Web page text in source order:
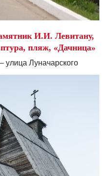
И.И. Левитану,
пляж, «Дачница»
улица Луначарского